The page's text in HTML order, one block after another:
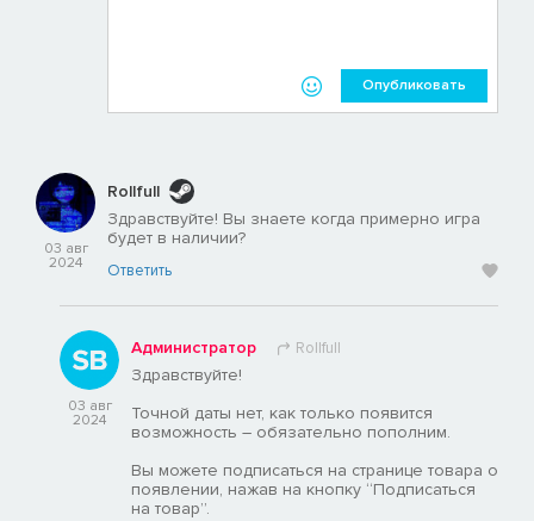
Опубликовать
03 авг
2024
Rollfull
Здравствуйте! Вы знаете когда примерно игра
будет в наличии?
Ответить
03 авг
2024
Администратор Rollfull
Здравствуйте!
Точной даты нет, как только появится
возможность – обязательно пополним.
Вы можете подписаться на странице товара о
появлении, нажав на кнопку “Подписаться
на товар”.